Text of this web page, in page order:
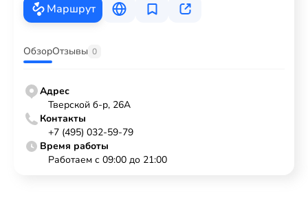
Маршрут
ОбзорОтзывы 0
Адрес
Тверской б-р, 26А
Контакты
+7 (495) 032-59-79
Время работы
Работаем с 09:00 до 21:00